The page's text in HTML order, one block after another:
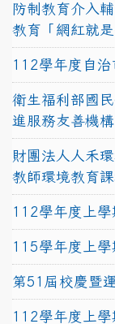
防制教育介入
教育「網紅就
112學年度自治
衛生福利部國
進服務友善機構
財團法人人禾
教師環境教育
112學年度上
115學年度上
第51屆校慶暨
112學年度上